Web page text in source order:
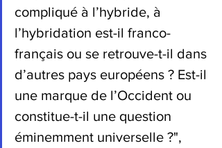
compliqué à l’hybride, à
l’hybridation est-il franco-
français ou se retrouve-t-il dans
d’autres pays européens ? Est-il
une marque de l’Occident ou
constitue-t-il une question
éminemment universelle ?",